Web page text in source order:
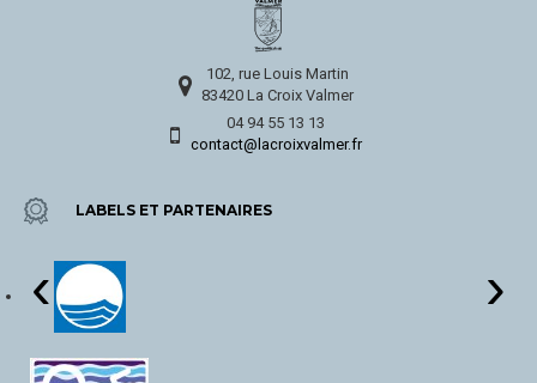
102, rue Louis Martin
83420 La Croix Valmer
04 94 55 13 13
contact@lacroixvalmer.fr
LABELS ET PARTENAIRES
‹ ›